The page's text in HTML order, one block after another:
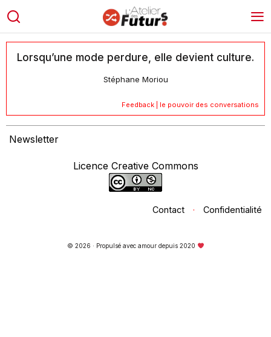
Lorsqu’une mode perdure, elle devient culture.
Stéphane Moriou
Feedback | le pouvoir des conversations
Newsletter
Licence Creative Commons
Contact · Confidentialité
© 2026 · Propulsé avec amour depuis 2020